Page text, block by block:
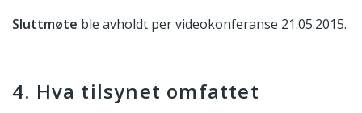
Sluttmøte ble avholdt per videokonferanse 21.05.2015.
4. Hva tilsynet omfattet